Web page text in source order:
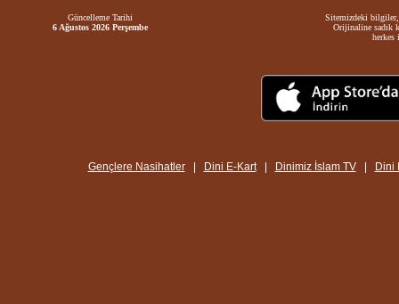
Güncelleme Tarihi
6 Ağustos 2026 Perşembe
Sitemizdeki bilgiler,
Orijinaline sadık
herkes
Gençlere Nasihatler| Dini E-Kart| Dinimiz İslam TV| Dini